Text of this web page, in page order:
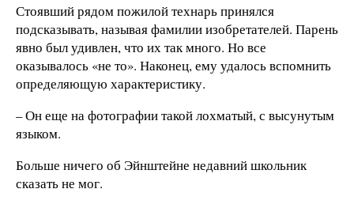
Стоявший рядом пожилой технарь принялся
подсказывать, называя фамилии изобретателей. Парень
явно был удивлен, что их так много. Но все
оказывалось «не то». Наконец, ему удалось вспомнить
определяющую характеристику.
– Он еще на фотографии такой лохматый, с высунутым
языком.
Больше ничего об Эйнштейне недавний школьник
сказать не мог.